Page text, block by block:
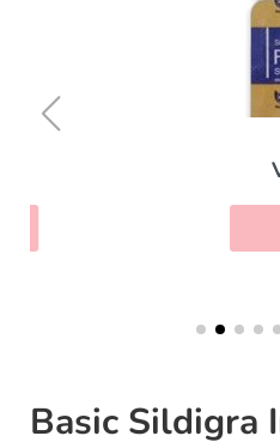
Viagra
Basic Sildigra